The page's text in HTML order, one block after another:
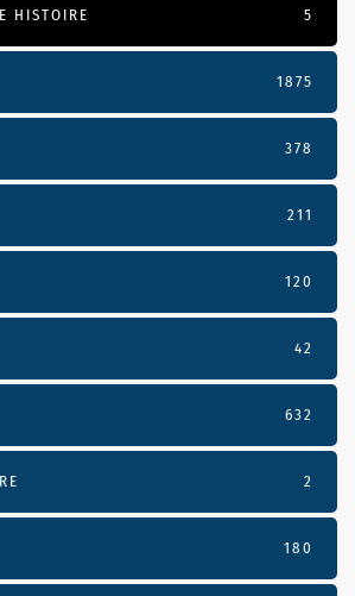
HISTOIRE 5
1875
378
211
120
42
632
2
180